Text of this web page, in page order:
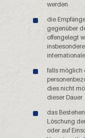
werden
die
gegenüber
offengelegt
falls möglich
dies nicht
dieser Dauer
das
Löschung
oder auf